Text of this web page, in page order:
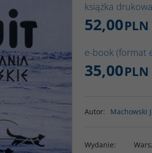
książka
52,00PLN
e-book (format
35,00PLN
Autor: Machowski
Wydanie: